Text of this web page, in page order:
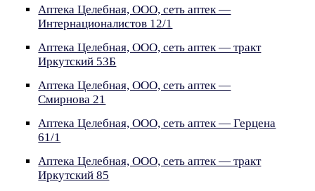
Аптека Целебная, ООО, сеть аптек —
Интернационалистов 12/1
Аптека Целебная, ООО, сеть аптек — тракт
Иркутский 53Б
Аптека Целебная, ООО, сеть аптек —
Смирнова 21
Аптека Целебная, ООО, сеть аптек — Герцена
61/1
Аптека Целебная, ООО, сеть аптек — тракт
Иркутский 85